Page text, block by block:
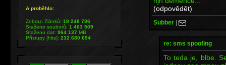
(odpovědět)
Subber |
re: sms spoofing
To teda je, blbe.
A proběhlo:
Zobraz. článků:18 248 786
Staženo souborů:1 463 509
Staženo dat:964 137MB
Přístupy (hits):232 680 694